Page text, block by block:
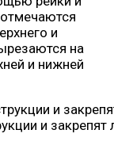
и
на
и нижней
и